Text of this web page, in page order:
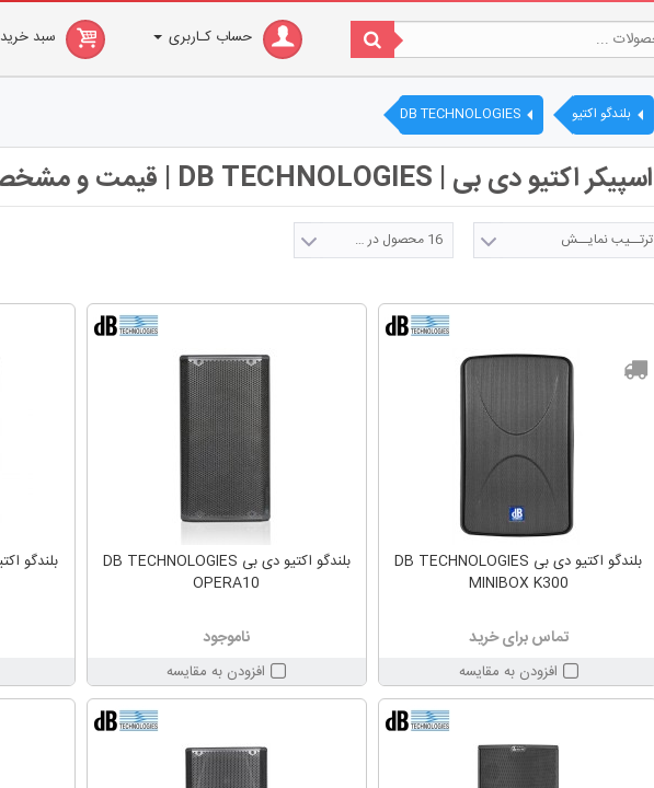
حساب کـاربری سبد خرید
بلندگو اکتیو DB TECHNOLOGIES
اسپیکر اکتیو دی بی | DB TECHNOLOGIES | قیمت و مشخصات فنی
ترتــیب نمایــش 16 محصول در صفحه
بلندگو اکتیو دی بی DB TECHNOLOGIES
MINIBOX K300
تماس برای خرید
افزودن به مقایسه
بلندگو اکتیو دی بی DB TECHNOLOGIES
OPERA10
ناموجود
افزودن به مقایسه